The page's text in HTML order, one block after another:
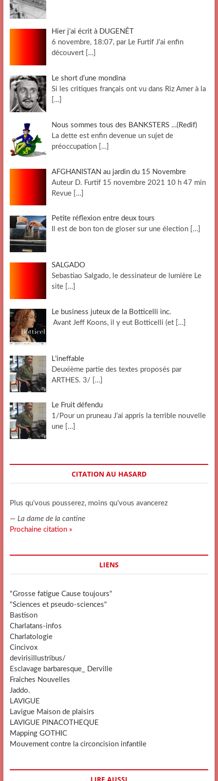
Hier j’ai écrit à DUGENÊT
6 novembre, 18:07, par Le Furtif J’ai enfin
découvert
[…]
Le short d’une mondina
Si les critiques français ont vu dans Riz Amer à la
[…]
Nous sommes tous des BANKSTERS …(Redif)
La dette est enfin devenue un sujet de
préoccupation
[…]
AFGHANISTAN au jardin du 15 Novembre
Auteur D. Furtif 15 novembre 2021 10 h 47 min
Revue
[…]
Petite réflexion entre deux tours
Il est de bon ton de gloser sur une élection
[…]
SALGADO
Sebastiao Salgado, le dessinateur de lumière Le
site
[…]
Le business juteux de la Botticelli inc.
Avant Jeff Koons, il y eut Botticelli (et
[…]
L’ineffable
Deuxième partie des textes proposés par
ARTHES. 3/
[…]
Le Fruit défendu
1/Pour un pruneau J’ai appris la terrible nouvelle
une
[…]
CITATION AU HASARD
Plus qu’vous pousserez, moins qu’vous avancerez
— La dame de la cantine
Prochaine citation »
LIENS
"Grosse fatigue Cause toujours"
"Sciences et pseudo-sciences"
Bastison
Charlatans-infos
Charlatologie
Cincivox
devirisillustribus/
Esclavage barbaresque_ Derville
Fraîches Nouvelles
Jaddo.
LAVIGUE
Lavigue Maison de plaisirs
LAVIGUE PINACOTHEQUE
Mapping GOTHIC
Mouvement contre la circoncision infantile